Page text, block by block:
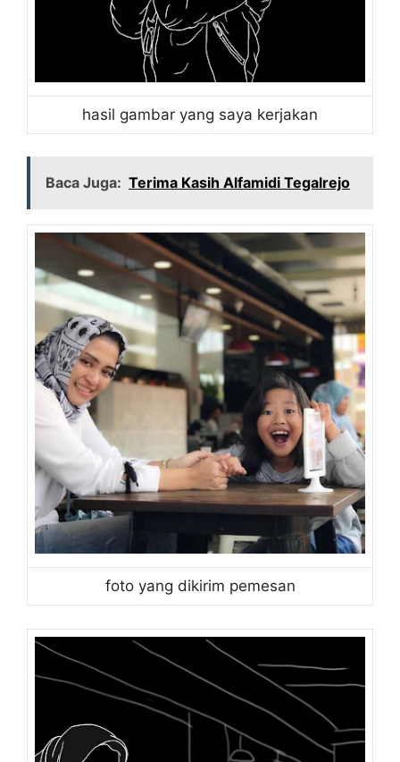
hasil gambar yang saya kerjakan
Baca Juga: Terima Kasih Alfamidi Tegalrejo
foto yang dikirim pemesan